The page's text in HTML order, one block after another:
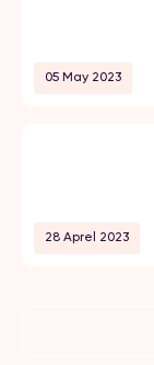
05 May 2023
28 Aprel 2023